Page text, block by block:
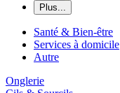
Plus...
Santé & Bien-être
Services à domicile
Autre
Onglerie